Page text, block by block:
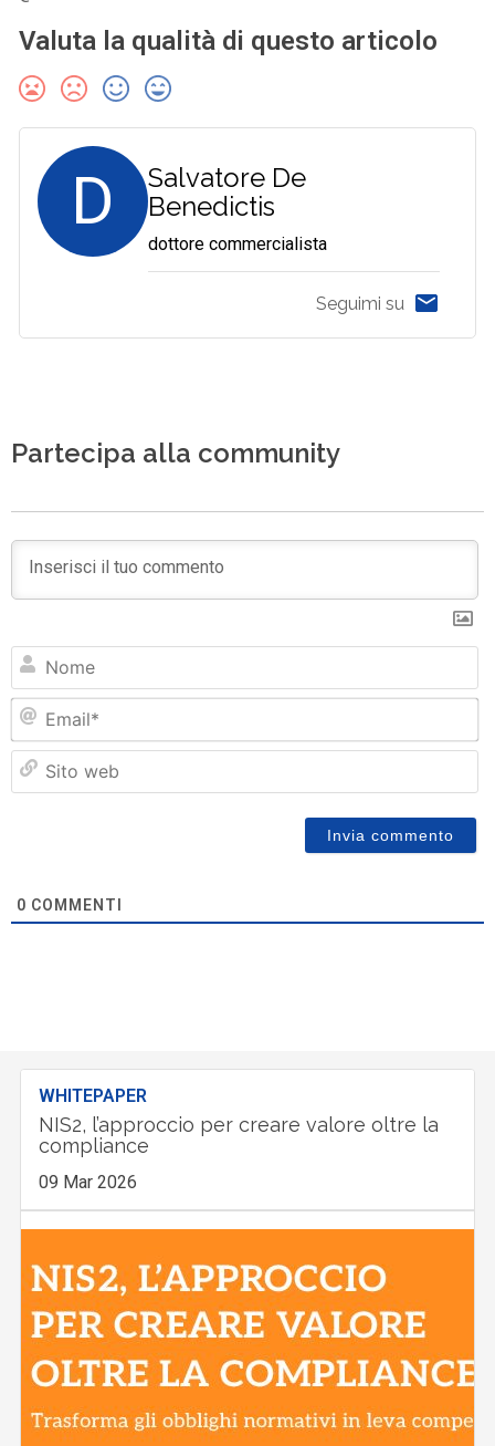
Valuta la qualità di questo articolo
D
Salvatore De
Benedictis
dottore commercialista
Seguimi su
Partecipa alla community
0 COMMENTI
WHITEPAPER
NIS2, l’approccio per creare valore oltre la
compliance
09 Mar 2026